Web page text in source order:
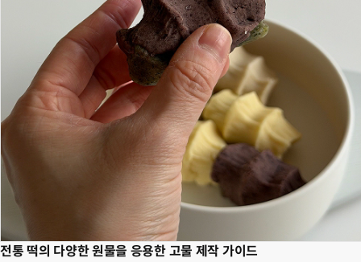
전통 떡의 다양한 원물을 응용한 고물 제작 가이드